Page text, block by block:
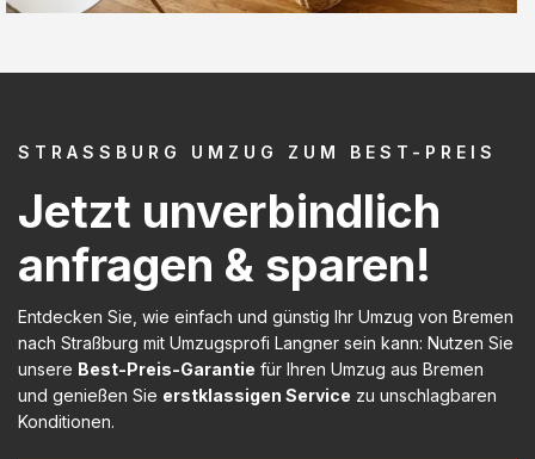
STRASSBURG UMZUG ZUM BEST-PREIS
Jetzt unverbindlich
anfragen & sparen!
Entdecken Sie, wie einfach und günstig Ihr Umzug von Bremen
nach Straßburg mit Umzugsprofi Langner sein kann: Nutzen Sie
unsere Best-Preis-Garantie für Ihren Umzug aus Bremen
und genießen Sie erstklassigen Service zu unschlagbaren
Konditionen.